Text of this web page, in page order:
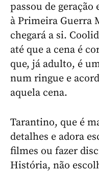
passou de geração
à Primeira Guerra
chegará a si.
até que a cena é
que, já adulto, é
num ringue e
aquela cena.
Tarantino, que é
detalhes e adora
filmes ou fazer
História, não